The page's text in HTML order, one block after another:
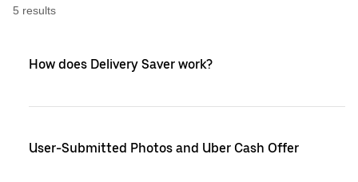
5 results
How does Delivery Saver work?
User-Submitted Photos and Uber Cash Offer